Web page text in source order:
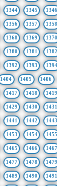
1344 1345 1346
1356 1357 1358
1368 1369 1370
1380 1381 1382
1392 1393 1394
1404 1405 1406
1417 1418 1419
1429 1430 1431
1441 1442 1443
1453 1454 1455
1465 1466 1467
1477 1478 1479
1489 1490 1491